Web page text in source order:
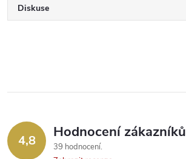
Diskuse
4,8 Hodnocení zákazníků
39 hodnocení